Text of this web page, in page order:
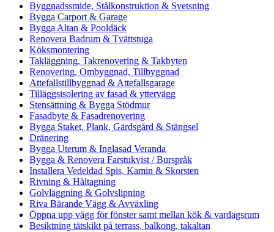
Byggnadssmide, Stålkonstruktion & Svetsning
Bygga Carport & Garage
Bygga Altan & Pooldäck
Renovera Badrum & Tvättstuga
Köksmontering
Takläggning, Takrenovering & Takbyten
Renovering, Ombyggnad, Tillbyggnad
Attefallstillbyggnad & Attefallsgarage
Tilläggsisolering av fasad & yttervägg
Stensättning & Bygga Stödmur
Fasadbyte & Fasadrenovering
Bygga Staket, Plank, Gärdsgård & Stängsel
Dränering
Bygga Uterum & Inglasad Veranda
Bygga & Renovera Farstukvist / Burspråk
Installera Vedeldad Spis, Kamin & Skorsten
Rivning & Håltagning
Golvläggning & Golvslipning
Riva Bärande Vägg & Avväxling
Öppna upp vägg för fönster samt mellan kök & vardagsrum
Besiktning tätskikt på terrass, balkong, takaltan